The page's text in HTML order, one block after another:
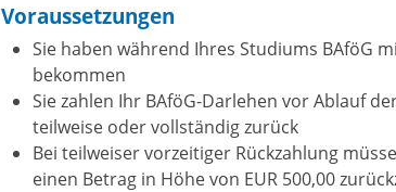
Voraussetzungen
Sie haben während Ihres Studiums BAföG
bekommen
Sie zahlen Ihr BAföG-Darlehen vor Ablauf
teilweise oder vollständig zurück
Bei teilweiser vorzeitiger Rückzahlung
einen Betrag in Höhe von EUR 500,00